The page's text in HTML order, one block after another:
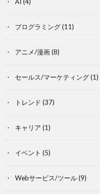
プログラミング(11)
アニメ/漫画(8)
セールス/マーケティング(1)
トレンド (37)
キャリア (1)
イベント (5)
Webサービス/ツール(9)